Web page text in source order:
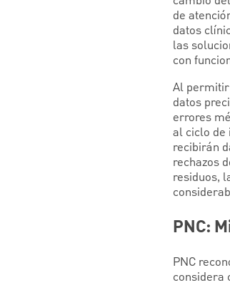
de
datos
las
con
Al permitir
datos
errores
al ciclo de
recibirán
rechazos
residuos,
PNC:
PNC
considera